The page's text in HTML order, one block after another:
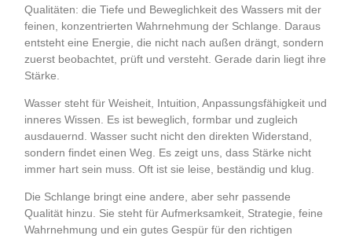
Qualitäten: die Tiefe und Beweglichkeit des Wassers mit der
feinen, konzentrierten Wahrnehmung der Schlange. Daraus
entsteht eine Energie, die nicht nach außen drängt, sondern
zuerst beobachtet, prüft und versteht. Gerade darin liegt ihre
Stärke.
Wasser steht für Weisheit, Intuition, Anpassungsfähigkeit und
inneres Wissen. Es ist beweglich, formbar und zugleich
ausdauernd. Wasser sucht nicht den direkten Widerstand,
sondern findet einen Weg. Es zeigt uns, dass Stärke nicht
immer hart sein muss. Oft ist sie leise, beständig und klug.
Die Schlange bringt eine andere, aber sehr passende
Qualität hinzu. Sie steht für Aufmerksamkeit, Strategie, feine
Wahrnehmung und ein gutes Gespür für den richtigen